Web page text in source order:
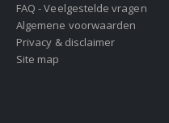
FAQ - Veelgestelde vragen
Algemene voorwaarden
Privacy & disclaimer
Site map